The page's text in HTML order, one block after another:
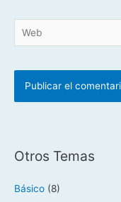
Web
Otros Temas
Básico (8)